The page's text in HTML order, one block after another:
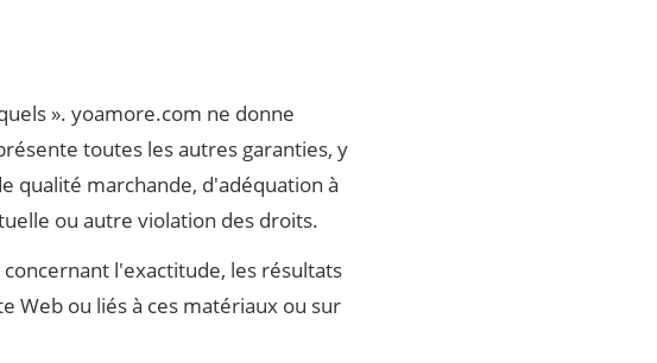
». yoamore.com ne donne
toutes les autres garanties, y
qualité marchande, d'adéquation à
ou autre violation des droits.
l'exactitude, les résultats
Web ou liés à ces matériaux ou sur